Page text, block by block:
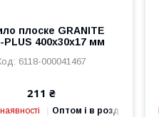
плоске GRANITE
PLUS 400х30х17 мм
6118-000041467
211 ₴
Оптом і в роздріб